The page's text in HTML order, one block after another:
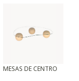
MESAS DE CENTRO